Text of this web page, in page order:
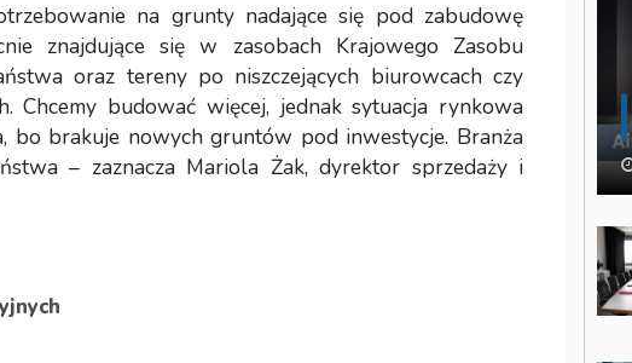
na grunty nadające się pod zabudowę
znajdujące się w zasobach Krajowego Zasobu
oraz tereny po niszczejących biurowcach czy
Chcemy budować więcej, jednak sytuacja rynkowa
bo brakuje nowych gruntów pod inwestycje. Branża
– zaznacza Mariola Żak, dyrektor sprzedaży i